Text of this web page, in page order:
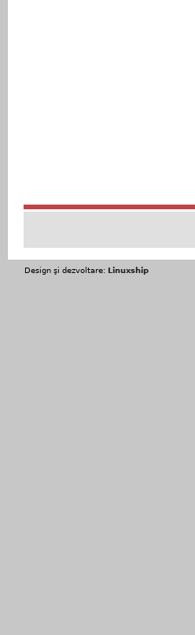
Design şi dezvoltare: Linuxship